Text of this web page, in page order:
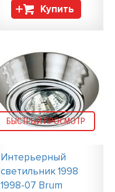
Купить
БЫСТРЫЙ ПРОСМОТР
Интерьерный
светильник 1998
1998-07 Brum